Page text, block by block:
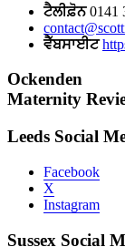
ਟੈਲੀਫ਼ੋਨ0141
ਵੈੱਬਸਾਈਟ
Ockenden
Maternity
Leeds Social
Facebook
X
Instagram
Sussex Social